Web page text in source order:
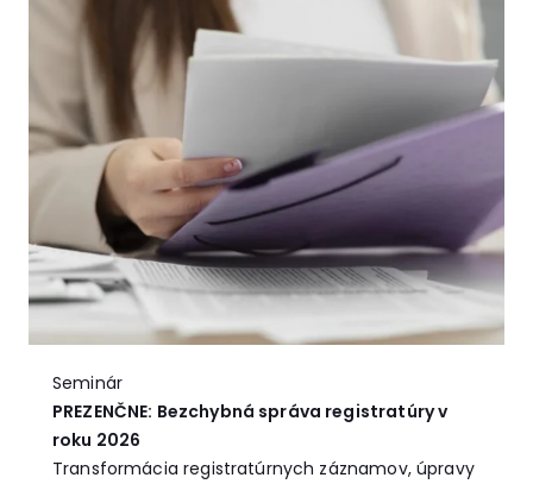
Seminár
PREZENČNE: Bezchybná správa registratúry v
roku 2026
Transformácia registratúrnych záznamov, úpravy